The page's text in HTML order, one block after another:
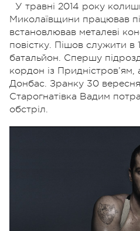
У травні 2014 року
Миколаївщини працював
встановлював металеві
повістку. Пішов служити в
батальйон. Спершу
кордон із Придністров’ям,
Донбас. Зранку 30
Старогнатівка Вадим
обстріл.